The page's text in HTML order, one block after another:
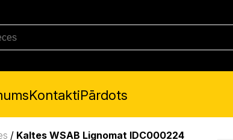
KontaktiPārdots
/ Kaltes WSAB Lignomat IDC000224